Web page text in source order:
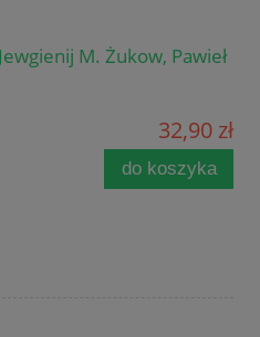
M. Żukow, Pawieł
32,90 zł
do koszyka